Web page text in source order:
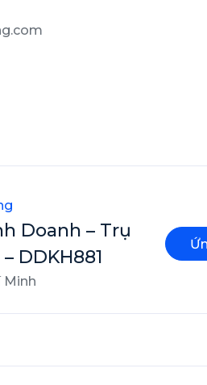
Doanh – Trụ
DDKH881
Minh